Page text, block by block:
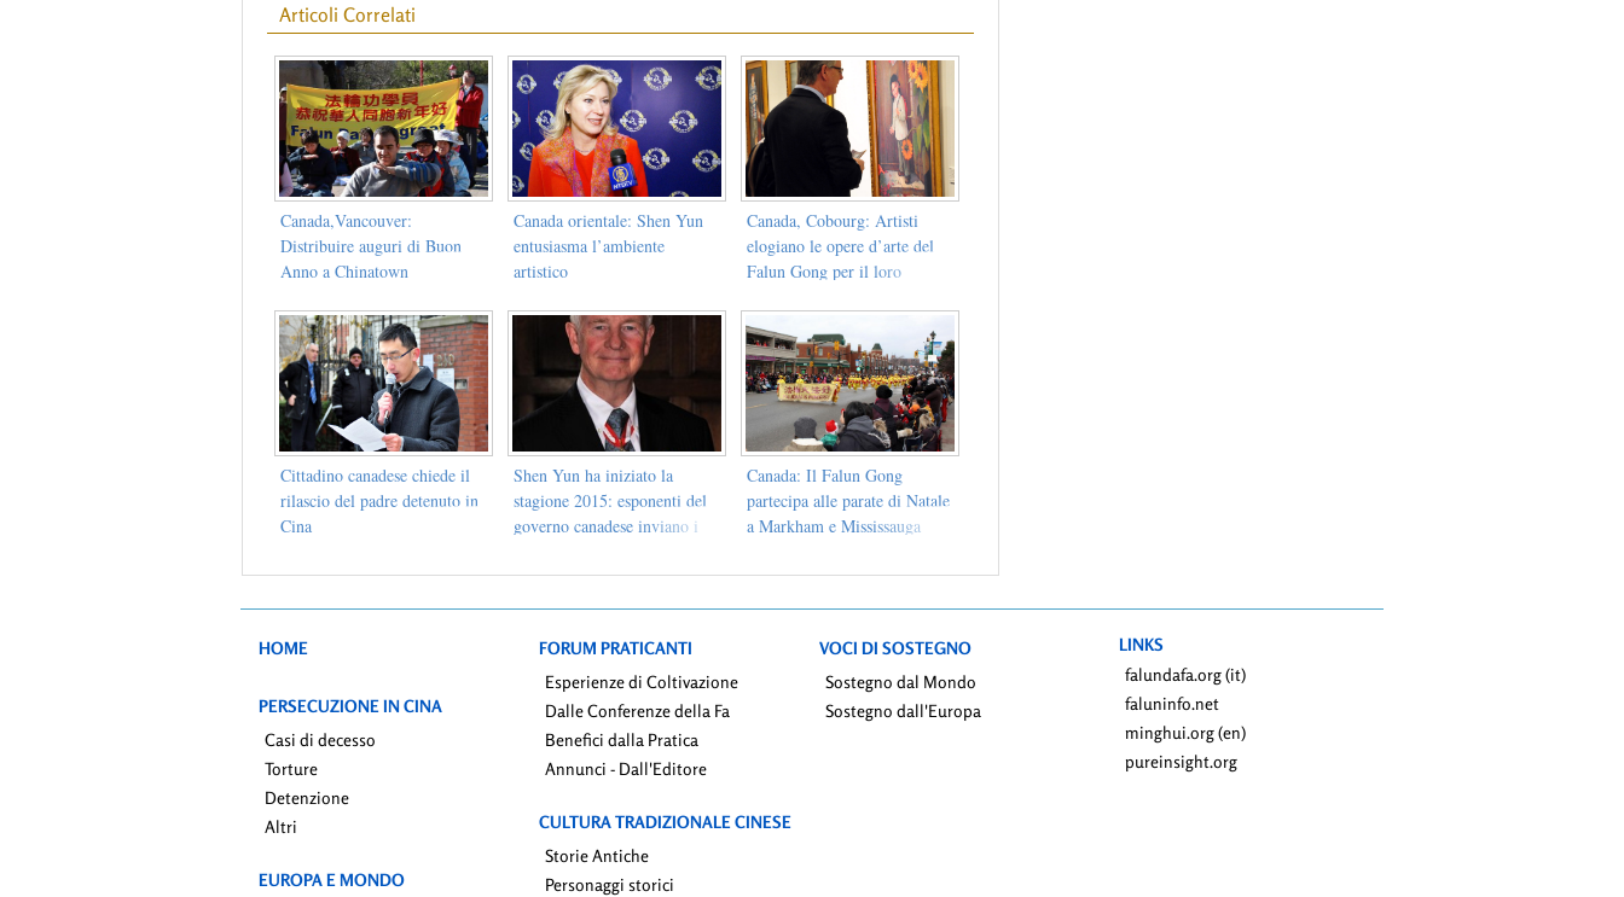
Articoli Correlati
Canada,Vancouver:
Distribuire auguri di Buon
Anno a Chinatown
Canada orientale: Shen Yun
entusiasma l’ambiente
artistico
Canada, Cobourg: Artisti
elogiano le opere d’arte del
Falun Gong per il loro
Cittadino canadese chiede il
rilascio del padre detenuto in
Cina
Shen Yun ha iniziato la
stagione 2015: esponenti del
governo canadese inviano i
Canada: Il Falun Gong
partecipa alle parate di Natale
a Markham e Mississauga
HOME
PERSECUZIONE IN CINA
Casi di decesso
Torture
Detenzione
Altri
EUROPA E MONDO
FORUM PRATICANTI
Esperienze di Coltivazione
Dalle Conferenze della Fa
Benefici dalla Pratica
Annunci - Dall'Editore
CULTURA TRADIZIONALE CINESE
Storie Antiche
Personaggi storici
VOCI DI SOSTEGNO
Sostegno dal Mondo
Sostegno dall'Europa
LINKS
falundafa.org (it)
faluninfo.net
minghui.org (en)
pureinsight.org